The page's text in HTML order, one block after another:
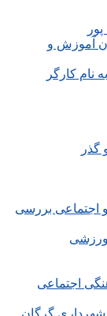
آموزش و
نام کارگر
گذر
اجتماعی بررسی
اجتماعی